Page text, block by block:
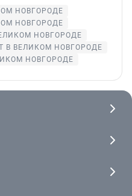
НОВГОРОДЕ
НОВГОРОДЕ
НОВГОРОДЕ
В ВЕЛИКОМ НОВГОРОДЕ
НОВГОРОДЕ